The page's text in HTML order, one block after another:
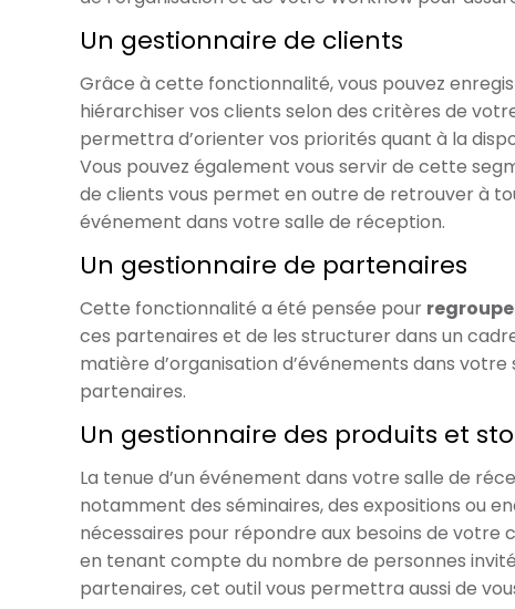
Un gestionnaire de clients
Grâce à cette fonctionnalité, vous pouvez
hiérarchiser vos clients selon des critères de
permettra d’orienter vos priorités quant à la
Vous pouvez également vous servir de cette
de clients vous permet en outre de retrouver à
événement dans votre salle de réception.
Un gestionnaire de partenaires
Cette fonctionnalité a été pensée pour
ces partenaires et de les structurer dans un
matière d’organisation d’événements dans
partenaires.
Un gestionnaire des produits et
La tenue d’un événement dans votre salle de
notamment des séminaires, des expositions ou
nécessaires pour répondre aux besoins de votre
en tenant compte du nombre de personnes
partenaires, cet outil vous permettra aussi de